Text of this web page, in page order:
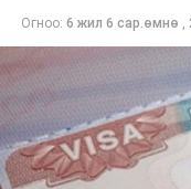
Огноо: 6 жил 6 сар.өмнө ,